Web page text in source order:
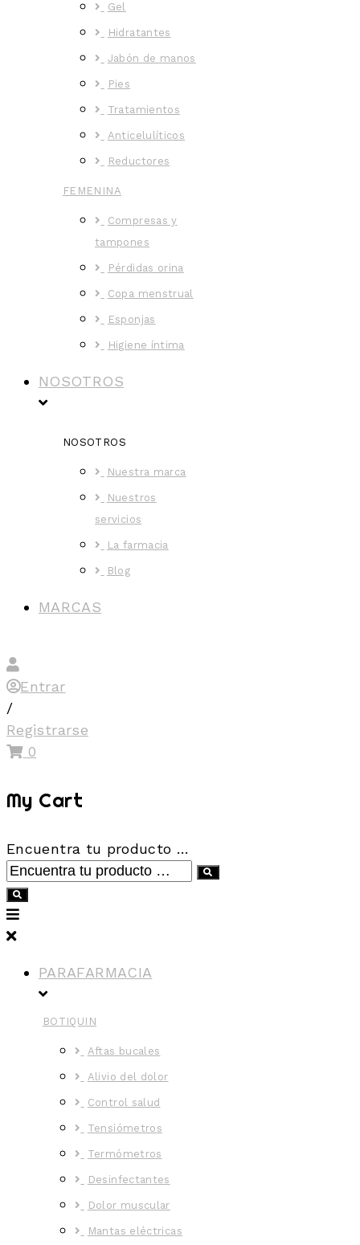
Gel
Hidratantes
Jabón de manos
Pies
Tratamientos
Anticelulíticos
Reductores
FEMENINA
Compresas y
tampones
Pérdidas orina
Copa menstrual
Esponjas
Higiene íntima
NOSOTROS
NOSOTROS
Nuestra marca
Nuestros
servicios
La farmacia
Blog
MARCAS
Entrar
/
Registrarse
0
My Cart
Encuentra tu producto …
PARAFARMACIA
BOTIQUIN
Aftas bucales
Alivio del dolor
Control salud
Tensiómetros
Termómetros
Desinfectantes
Dolor muscular
Mantas eléctricas